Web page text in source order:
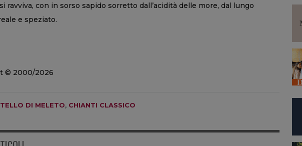
ravviva, con in sorso sapido sorretto dall’acidità delle more, dal lungo
e speziato.
© 2000/2026
DI MELETO, CHIANTI CLASSICO